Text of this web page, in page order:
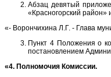
Абзац девятый
«Красногорский район»
«- Ворончихина Л.Г. - Глава
Пункт 4 Положения о
постановлением
«4. Полномочия Комиссии.